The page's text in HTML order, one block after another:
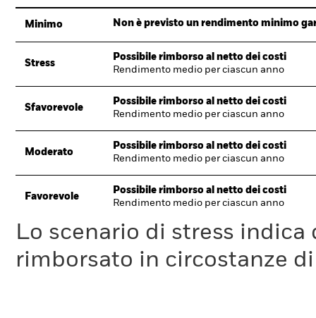
Minimo Non è previsto un rendimento minimo
Stress
Possibile rimborso al netto dei costi
Rendimento medio per ciascun anno
Sfavorevole
Possibile rimborso al netto dei costi
Rendimento medio per ciascun anno
Moderato
Possibile rimborso al netto dei costi
Rendimento medio per ciascun anno
Favorevole
Possibile rimborso al netto dei costi
Rendimento medio per ciascun anno
Lo scenario di stress
rimborsato in circostanze